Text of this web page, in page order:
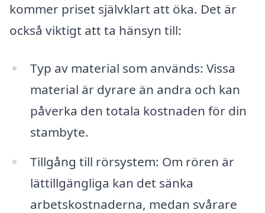
kommer priset självklart att öka. Det är
också viktigt att ta hänsyn till:
Typ av material som används: Vissa
material är dyrare än andra och kan
påverka den totala kostnaden för din
stambyte.
Tillgång till rörsystem: Om rören är
lättillgängliga kan det sänka
arbetskostnaderna, medan svårare